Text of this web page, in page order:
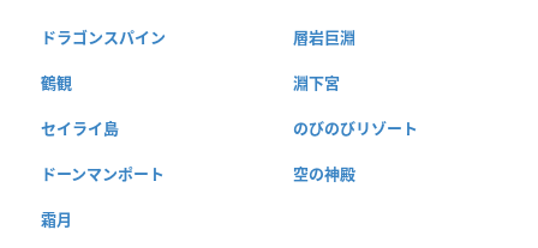
ドラゴンスパイン 層岩巨淵
鶴観 淵下宮
セイライ島 のびのびリゾート
ドーンマンポート 空の神殿
霜月